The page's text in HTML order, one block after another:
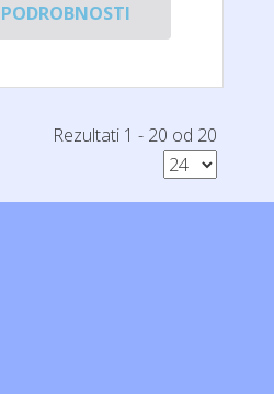
PODROBNOSTI
Rezultati 1 - 20 od 20